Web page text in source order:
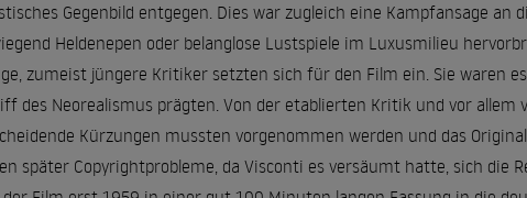
Gegenbild entgegen. Dies war zugleich eine Kampfansage an
Heldenepen oder belanglose Lustspiele im Luxusmilieu
zumeist jüngere Kritiker setzten sich für den Film ein. Sie waren
des Neorealismus prägten. Von der etablierten Kritik und vor allem
Kürzungen mussten vorgenommen werden und das
später Copyrightprobleme, da Visconti es versäumt hatte, sich die